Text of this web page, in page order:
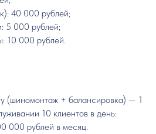
40 000 рублей;
5 000 рублей;
10 000 рублей.
(шиномонтаж + балансировка) — 1
10 клиентов в день:
000 рублей в месяц.